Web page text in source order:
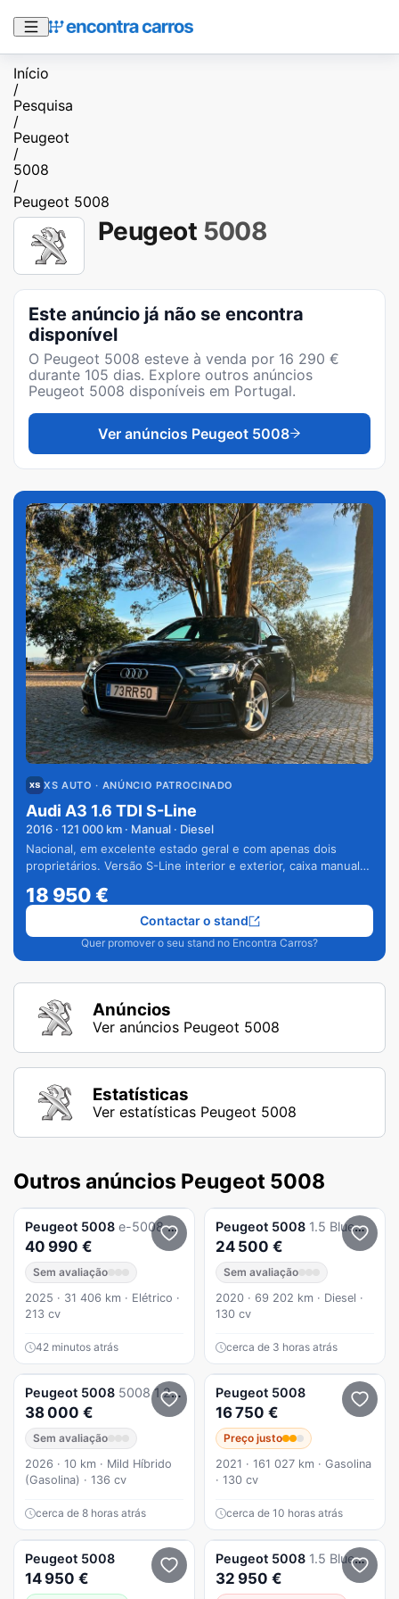
Início
/
Pesquisa
/
Peugeot
/
5008
/
Peugeot 5008
Peugeot 5008
Este anúncio já não se encontra
disponível
O Peugeot 5008 esteve à venda por 16 290 €
durante 105 dias. Explore outros anúncios
Peugeot 5008 disponíveis em Portugal.
Ver anúncios Peugeot 5008
XS AUTO · ANÚNCIO PATROCINADO
Audi A3 1.6 TDI S-Line
2016 · 121 000 km · Manual · Diesel
Nacional, em excelente estado geral e com apenas dois
proprietários. Versão S-Line interior e exterior, caixa manual
18 950€
Quer promover o seu stand no Encontra Carros?
Contactar o stand
Anúncios
Ver anúncios Peugeot 5008
Estatísticas
Ver estatísticas Peugeot 5008
Outros anúncios Peugeot 5008
Peugeot 5008 e-5008 73 kWh GT
40 990 €
Sem avaliação
2025 · 31 406 km · Elétrico ·
213 cv
42 minutos atrás
Peugeot 5008 1.5 BlueHDi 130cv Allure EAT8
24 500 €
Sem avaliação
2020 · 69 202 km · Diesel ·
130 cv
cerca de 3 horas atrás
Peugeot 5008 5008 1.2 Hybrid Allure e-DCS6
38 000 €
Sem avaliação
2026 · 10 km · Mild Híbrido
(Gasolina) · 136 cv
cerca de 8 horas atrás
Peugeot 5008
16 750 €
Preço justo
2021 · 161 027 km · Gasolina
· 130 cv
cerca de 10 horas atrás
Peugeot 5008
14 950 €
Peugeot 5008 1.5 BlueHDi Allure Pack EAT8
32 950 €